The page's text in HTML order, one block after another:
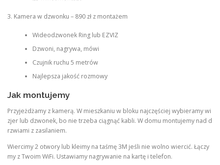
3. Kamera w dzwonku – 890 zł z montażem
Wideodzwonek Ring lub EZVIZ
Dzwoni, nagrywa, mówi
Czujnik ruchu 5 metrów
Najlepsza jakość rozmowy
Jak montujemy
Przyjeżdżamy z kamerą. W mieszkaniu w bloku najczęściej wybieramy wi
zjer lub dzwonek, bo nie trzeba ciągnąć kabli. W domu montujemy nad d
rzwiami z zasilaniem.
Wiercimy 2 otwory lub kleimy na taśmę 3M jeśli nie wolno wiercić. Łączy
my z Twoim WiFi. Ustawiamy nagrywanie na kartę i telefon.